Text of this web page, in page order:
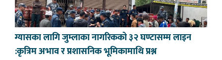
ग्यासका लागि जुम्लाका नागरिकको ३२ घण्टासम्म लाइन
:कृत्रिम अभाव र प्रशासनिक भूमिकामाथि प्रश्न